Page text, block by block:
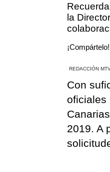
la
¡Compártelo!
REDACCIÓN
Con
oficiales
2019. A